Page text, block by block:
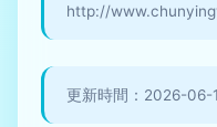
http://
更新時間：2026-06-